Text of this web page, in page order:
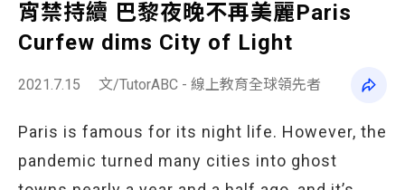
宵禁持續 巴黎夜晚不再美麗Paris
Curfew dims City of Light
2021.7.15 文/TutorABC - 線上教育全球領先者
Paris is famous for its night life. However, the
pandemic turned many cities into ghost